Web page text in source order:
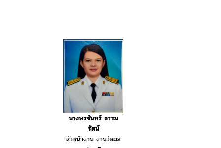
นางพรจันทร์ ธรรม
รัตน์
หัวหน้างาน งานวัดผล